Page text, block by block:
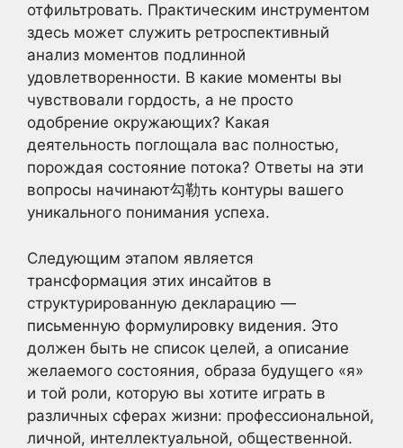
отфильтровать. Практическим инструментом
здесь может служить ретроспективный
анализ моментов подлинной
удовлетворенности. В какие моменты вы
чувствовали гордость, а не просто
одобрение окружающих? Какая
деятельность поглощала вас полностью,
порождая состояние потока? Ответы на эти
вопросы начинают勾勒ть контуры вашего
уникального понимания успеха.
Следующим этапом является
трансформация этих инсайтов в
структурированную декларацию —
письменную формулировку видения. Это
должен быть не список целей, а описание
желаемого состояния, образа будущего «я»
и той роли, которую вы хотите играть в
различных сферах жизни: профессиональной,
личной, интеллектуальной, общественной.